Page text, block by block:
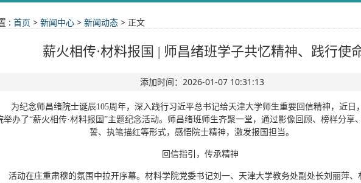
: 首页 > 新闻中心 > 新闻动态 > 正文
薪火相传·材料报国 | 师昌绪班学子共忆精神、践行使
添加时间：2026-01-07 10:31:13
为纪念师昌绪院士诞辰105周年，深入践行习近平总书记给天津大学师生重要回信精神，近日
举办了“薪火相传·材料报国”主题纪念活动。师昌绪班师生齐聚一堂，通过影像回顾、榜样分享
誓、执笔描红等形式，感悟院士精神，激发报国担当。
回信指引，传承精神
活动在庄重肃穆的氛围中拉开序幕。材料学院党委书记刘一、天津大学教务处副处长刘丽萍、